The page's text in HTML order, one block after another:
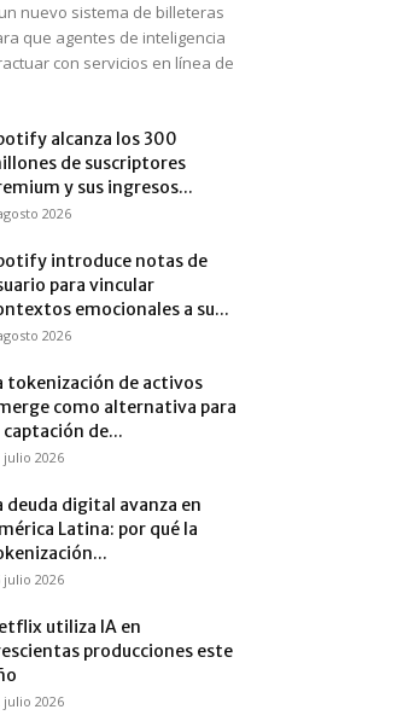
nuevo sistema de billeteras
que agentes de inteligencia
con servicios en línea de
alcanza los 300
de suscriptores
y sus ingresos...
2026
introduce notas de
para vincular
emocionales a su...
2026
tokenización de activos
como alternativa para
captación de...
julio 2026
deuda digital avanza en
Latina: por qué la
julio 2026
utiliza IA en
producciones este
julio 2026